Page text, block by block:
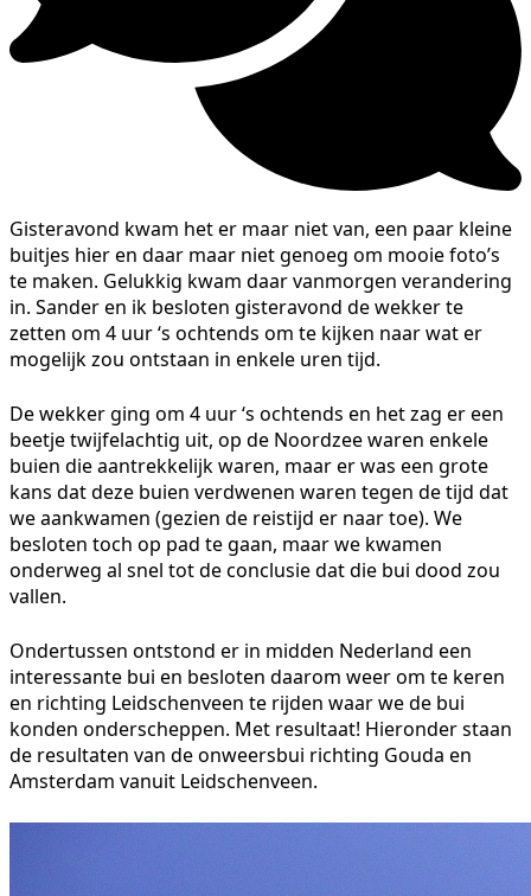
Gisteravond kwam het er maar niet van, een paar kleine
buitjes hier en daar maar niet genoeg om mooie foto’s
te maken. Gelukkig kwam daar vanmorgen verandering
in. Sander en ik besloten gisteravond de wekker te
zetten om 4 uur ‘s ochtends om te kijken naar wat er
mogelijk zou ontstaan in enkele uren tijd.
De wekker ging om 4 uur ‘s ochtends en het zag er een
beetje twijfelachtig uit, op de Noordzee waren enkele
buien die aantrekkelijk waren, maar er was een grote
kans dat deze buien verdwenen waren tegen de tijd dat
we aankwamen (gezien de reistijd er naar toe). We
besloten toch op pad te gaan, maar we kwamen
onderweg al snel tot de conclusie dat die bui dood zou
vallen.
Ondertussen ontstond er in midden Nederland een
interessante bui en besloten daarom weer om te keren
en richting Leidschenveen te rijden waar we de bui
konden onderscheppen. Met resultaat! Hieronder staan
de resultaten van de onweersbui richting Gouda en
Amsterdam vanuit Leidschenveen.